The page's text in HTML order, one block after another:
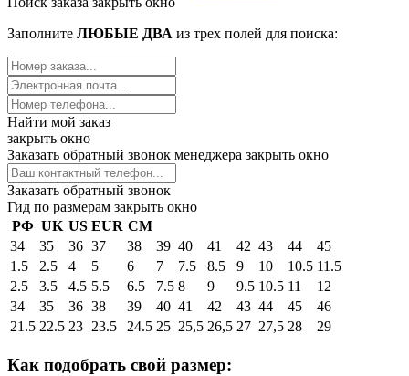
Заполните ЛЮБЫЕ ДВА из трех полей для поиска:
Найти мой заказ
закрыть окно
Заказать обратный звонок менеджера закрыть окно
Заказать обратный звонок
Гид по размерам закрыть окно
РФ UK US EUR СМ
34
35 36 37 38 39 40 41 42 43 44
45
1.5
2.5 4 5 6 7 7.5 8.5 9 10 10.5 11.5
2.5
3.5 4.5 5.5 6.5 7.5 8 9 9.5 10.5 11
12
34
35 36 38 39 40 41 42 43 44 45
46
21.5 22.5 23 23.5 24.5 25 25,5 26,5 27 27,5 28 29
Как подобрать свой размер: